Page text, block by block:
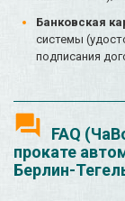
Банковская
системы
подписания
FAQ
прокате
Берлин-